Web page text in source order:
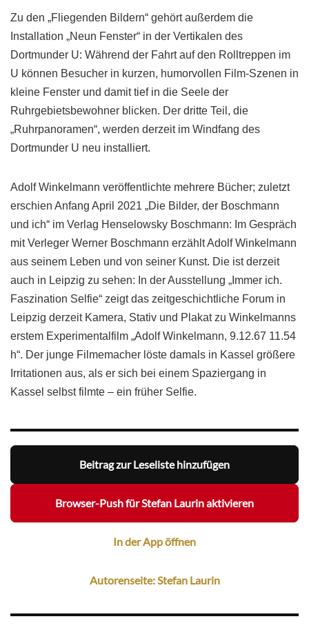
Zu den „Fliegenden Bildern“ gehört außerdem die
Installation „Neun Fenster“ in der Vertikalen des
Dortmunder U: Während der Fahrt auf den Rolltreppen im
U können Besucher in kurzen, humorvollen Film-Szenen in
kleine Fenster und damit tief in die Seele der
Ruhrgebietsbewohner blicken. Der dritte Teil, die
„Ruhrpanoramen“, werden derzeit im Windfang des
Dortmunder U neu installiert.
Adolf Winkelmann veröffentlichte mehrere Bücher; zuletzt
erschien Anfang April 2021 „Die Bilder, der Boschmann
und ich“ im Verlag Henselowsky Boschmann: Im Gespräch
mit Verleger Werner Boschmann erzählt Adolf Winkelmann
aus seinem Leben und von seiner Kunst. Die ist derzeit
auch in Leipzig zu sehen: In der Ausstellung „Immer ich.
Faszination Selfie“ zeigt das zeitgeschichtliche Forum in
Leipzig derzeit Kamera, Stativ und Plakat zu Winkelmanns
erstem Experimentalfilm „Adolf Winkelmann, 9.12.67 11.54
h“. Der junge Filmemacher löste damals in Kassel größere
Irritationen aus, als er sich bei einem Spaziergang in
Kassel selbst filmte – ein früher Selfie.
Beitrag zur Leseliste hinzufügen
Browser-Push für Stefan Laurin aktivieren
In der App öffnen
Autorenseite: Stefan Laurin